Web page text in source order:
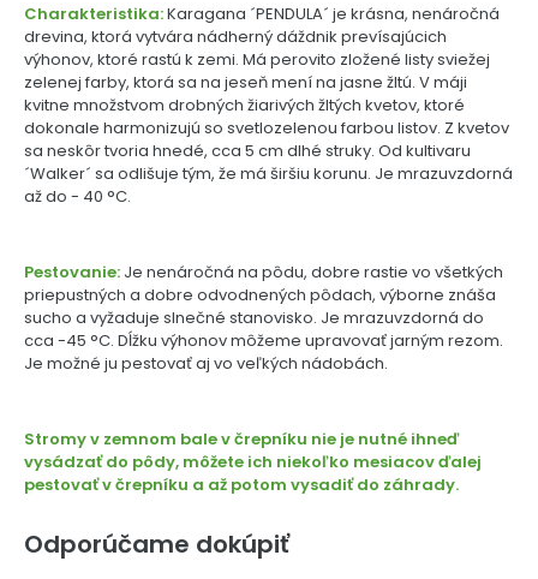
Charakteristika:Karagana ´PENDULA´ je krásna, nenáročná
drevina, ktorá vytvára nádherný dáždnik prevísajúcich
výhonov, ktoré rastú k zemi. Má perovito zložené listy sviežej
zelenej farby, ktorá sa na jeseň mení na jasne žltú. V máji
kvitne množstvom drobných žiarivých žltých kvetov, ktoré
dokonale harmonizujú so svetlozelenou farbou listov. Z kvetov
sa neskôr tvoria hnedé, cca 5 cm dlhé struky. Od kultivaru
´Walker´ sa odlišuje tým, že má širšiu korunu. Je mrazuvzdorná
až do - 40 °C.
Pestovanie: Je nenáročná na pôdu, dobre rastie vo všetkých
priepustných a dobre odvodnených pôdach, výborne znáša
sucho a vyžaduje slnečné stanovisko. Je mrazuvzdorná do
cca -45 °C. Dĺžku výhonov môžeme upravovať jarným rezom.
Je možné ju pestovať aj vo veľkých nádobách.
Stromy v zemnom bale v črepníku nie je nutné ihneď
vysádzať do pôdy, môžete ich niekoľko mesiacov ďalej
pestovať v črepníku a až potom vysadiť do záhrady.
Odporúčame dokúpiť